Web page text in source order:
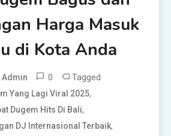
Harga Masuk
di Kota Anda
Admin 0 Tagged
Yang Lagi Viral 2025,
Dugem Hits Di Bali,
DJ Internasional Terbaik,